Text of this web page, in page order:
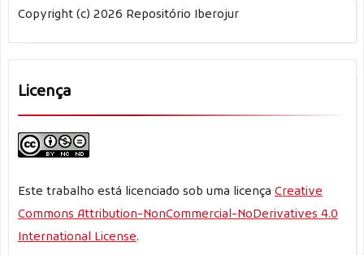
Copyright (c) 2026 Repositório Iberojur
Licença
Este trabalho está licenciado sob uma licença Creative
Commons Attribution-NonCommercial-NoDerivatives 4.0
International License.